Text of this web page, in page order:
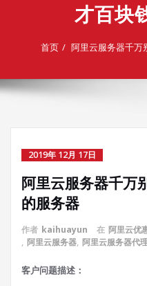
才百块
首页 阿里云服务器千万
2019年 12月 17日
阿里云服务器千万
的服务器
作者 kaihuayun 在 阿里云优
, 阿里云服务器, 阿里云服务器代
客户问题描述：